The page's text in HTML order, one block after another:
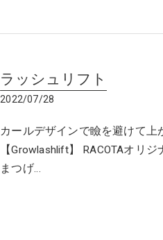
ラッシュリフト
2022/07/28
カールデザインで瞼を避けて
【Growlashlift】 RACOTAオリ
まつげ…